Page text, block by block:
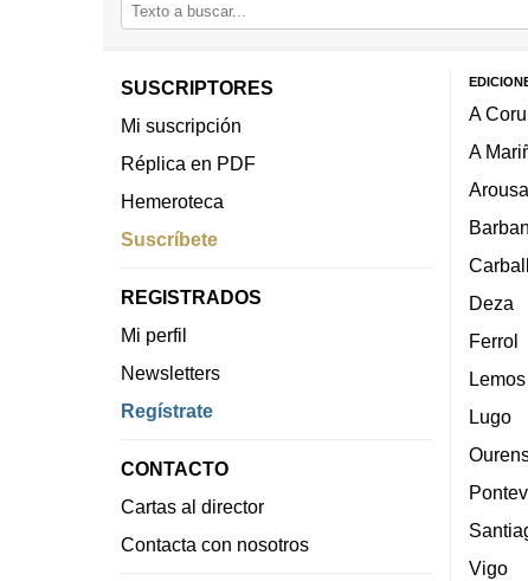
SUSCRIPTORES
Mi suscripción
Réplica en PDF
Hemeroteca
Suscríbete
REGISTRADOS
Mi perfil
Newsletters
Regístrate
CONTACTO
Cartas al director
Contacta con nosotros
A
A
Arousa
Deza
Ferrol
Lemos
Lugo
Vigo